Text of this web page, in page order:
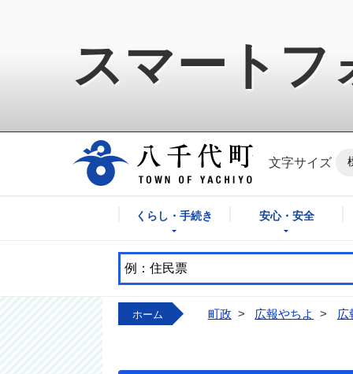
スマートフ
八千代町公式ホ
文字サイズ
くらし・手続き 安心・安全
ホーム 町政 > 広報やちよ > 広